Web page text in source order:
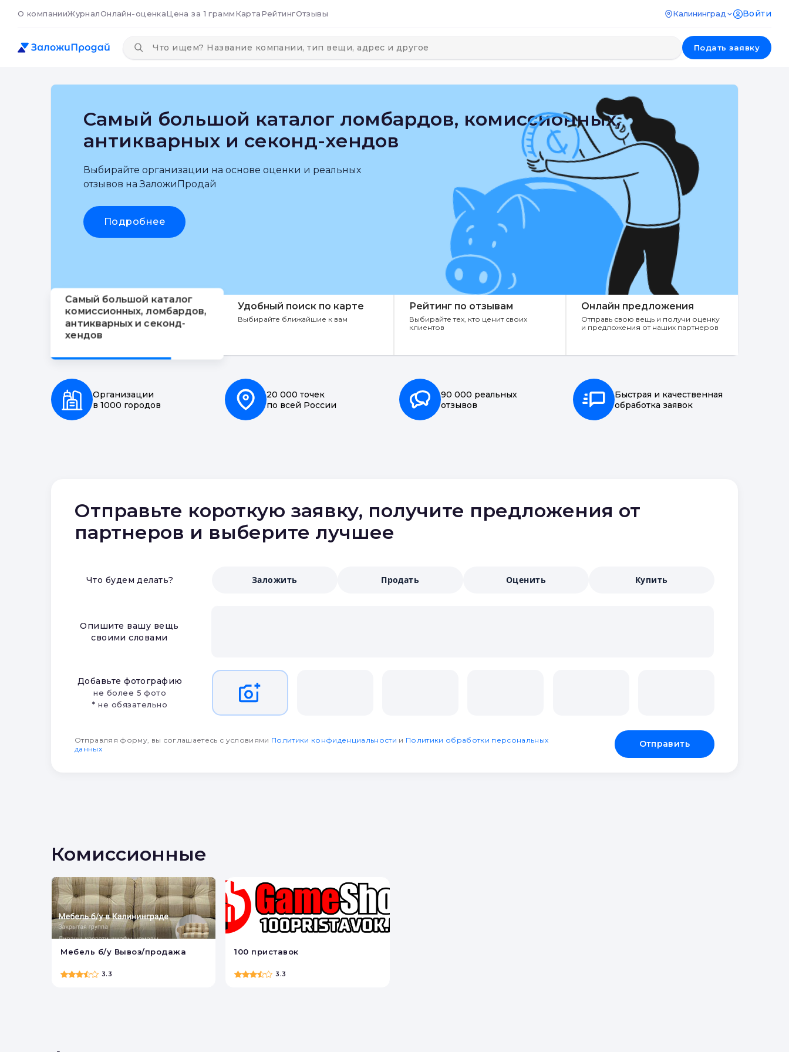
О компанииЖурналОнлайн-оценкаЦена за 1 граммКартаРейтингОтзывы Калининград Войти
Подать заявку
Самый большой каталог ломбардов, комиссионных,
антикварных и секонд-хендов
Выбирайте организации на основе оценки и реальных
отзывов на ЗаложиПродай
Подробнее
Самый большой каталог
комиссионных, ломбардов,
антикварных и секонд-
хендов
Удобный поиск по карте
Выбирайте ближайшие к вам
Рейтинг по отзывам
Выбирайте тех, кто ценит своих
клиентов
Онлайн предложения
Отправь свою вещь и получи оценку
и предложения от наших партнеров
Организации
в 1000 городов
20 000 точек
по всей России
90 000 реальных
отзывов
Быстрая и качественная
обработка заявок
Отправьте короткую заявку, получите предложения от
партнеров и выберите лучшее
Что будем делать? Заложить Продать Оценить Купить
Опишите вашу вещь
своими словами
Добавьте фотографию
не более 5 фото
* не обязательно
Отправляя форму, вы соглашаетесь с условиями Политики конфиденциальности и Политики обработки персональных
данных
Отправить
Комиссионные
Мебель б/у Вывоз/продажа
3.3
100 приставок
3.3